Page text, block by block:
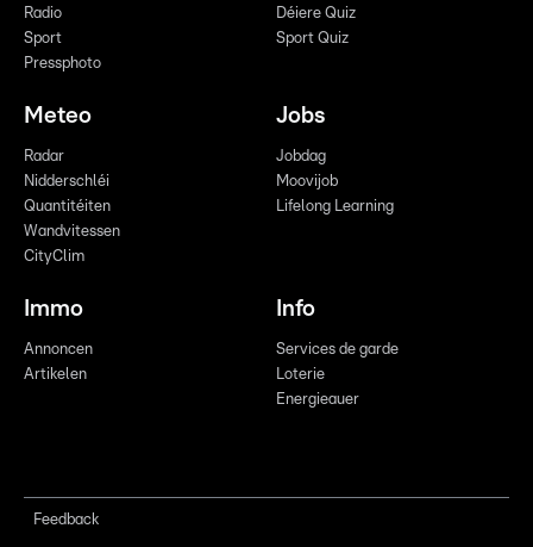
Radio
Sport
Pressphoto
Déiere Quiz
Sport Quiz
Meteo
Radar
Nidderschléi
Quantitéiten
Wandvitessen
CityClim
Jobs
Jobdag
Moovijob
Lifelong Learning
Immo
Annoncen
Artikelen
Info
Services de garde
Loterie
Energieauer
Feedback